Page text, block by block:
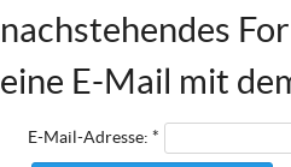
nachstehendes
eine E-Mail mit
E-Mail-Adresse: *